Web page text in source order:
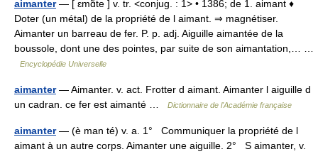
aimanter— [ ɛmɑ̃te ] v. tr. <conjug. : 1> • 1386; de 1. aimant ♦
Doter (un métal) de la propriété de l aimant. ⇒ magnétiser.
Aimanter un barreau de fer. P. p. adj. Aiguille aimantée de la
boussole, dont une des pointes, par suite de son aimantation,… …
Encyclopédie Universelle
aimanter— Aimanter. v. act. Frotter d aimant. Aimanter l aiguille d
un cadran. ce fer est aimanté …
Dictionnaire de l'Académie française
aimanter— (è man té) v. a. 1° Communiquer la propriété de l
aimant à un autre corps. Aimanter une aiguille. 2° S aimanter, v.